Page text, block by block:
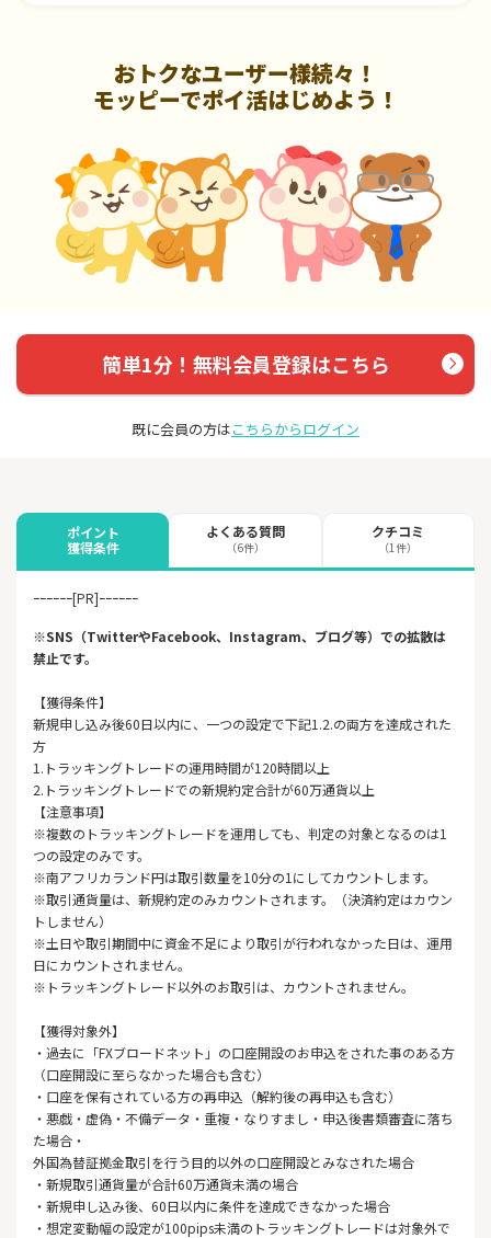
おトクなユーザー様続々！
モッピーでポイ活はじめよう！
簡単1分！無料会員登録はこちら
既に会員の方はこちらからログイン
ポイント
獲得条件
よくある質問
（6件）
クチコミ
（1件）
ｰｰｰｰｰｰ[PR]ｰｰｰｰｰｰ
※SNS（TwitterやFacebook、Instagram、ブログ等）での拡散は
禁止です。
【獲得条件】
新規申し込み後60日以内に、一つの設定で下記1.2.の両方を達成された
方
1.トラッキングトレードの運用時間が120時間以上
2.トラッキングトレードでの新規約定合計が60万通貨以上
【注意事項】
※複数のトラッキングトレードを運用しても、判定の対象となるのは1
つの設定のみです。
※南アフリカランド円は取引数量を10分の1にしてカウントします。
※取引通貨量は、新規約定のみカウントされます。（決済約定はカウン
トしません）
※土日や取引期間中に資金不足により取引が行われなかった日は、運用
日にカウントされません。
※トラッキングトレード以外のお取引は、カウントされません。
【獲得対象外】
・過去に「FXブロードネット」の口座開設のお申込をされた事のある方
（口座開設に至らなかった場合も含む）
・口座を保有されている方の再申込（解約後の再申込も含む）
・悪戯・虚偽・不備データ・重複・なりすまし・申込後書類審査に落ち
た場合・
外国為替証拠金取引を行う目的以外の口座開設とみなされた場合
・新規取引通貨量が合計60万通貨未満の場合
・新規申し込み後、60日以内に条件を達成できなかった場合
・想定変動幅の設定が100pips未満のトラッキングトレードは対象外で